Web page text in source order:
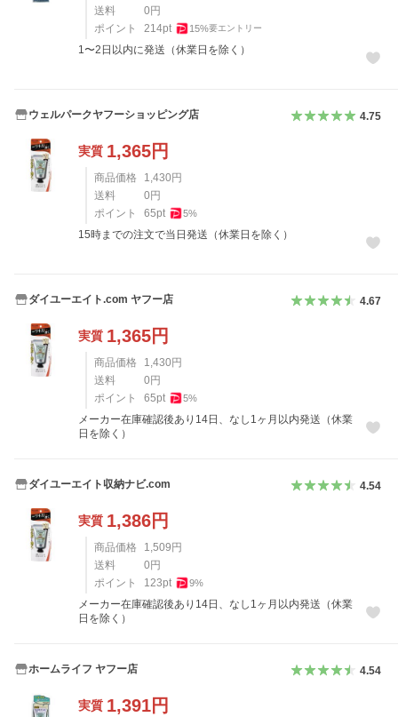
送料
0円
ポイント
214pt 15%要エントリー
1〜2日以内に発送（休業日を除く）
ウェルパークヤフーショッピング店 4.75
実質 1,365円
商品価格 1,430円
送料
0円
ポイント
65pt 5%
15時までの注文で当日発送（休業日を除く）
ダイユーエイト.com ヤフー店 4.67
実質 1,365円
商品価格 1,430円
送料
0円
ポイント
65pt 5%
メーカー在庫確認後あり14日、なし1ヶ月以内発送（休業
日を除く）
ダイユーエイト収納ナビ.com 4.54
実質 1,386円
商品価格 1,509円
送料
0円
ポイント
123pt 9%
メーカー在庫確認後あり14日、なし1ヶ月以内発送（休業
日を除く）
ホームライフ ヤフー店 4.54
実質 1,391円